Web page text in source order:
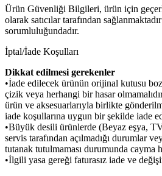
Ürün Güvenliği Bilgileri, ürün için
olarak satıcılar tarafından
sorumluluğundadır.
İptal/İade Koşulları
Dikkat edilmesi gerekenler
•İade edilecek ürünün orijinal kutusu
çizik veya herhangi bir hasar
ürün ve aksesuarlarıyla birlikte
iade koşullarına uygun bir şekilde iade
•Büyük desili ürünlerde (Beyaz eşya,
servis tarafından açılmadığı durumlar
tutanak tutulmaması durumunda cayma
•İlgili yasa gereği faturasız iade ve